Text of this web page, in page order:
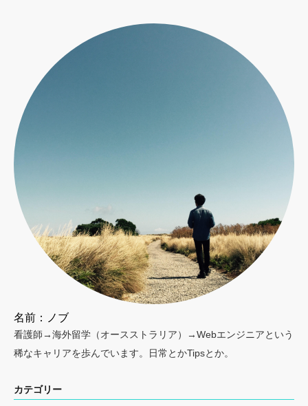
名前：ノブ
看護師→海外留学（オースストラリア）→Webエンジニアという
稀なキャリアを歩んでいます。日常とかTipsとか。
カテゴリー